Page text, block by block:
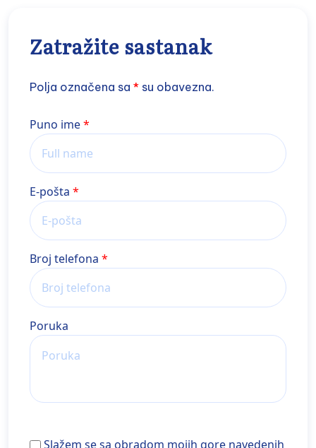
Zatražite sastanak
Polja označena sa * su obavezna.
Name
Puno ime
E-pošta
Broj telefona
Poruka
Slažem se sa obradom mojih gore navedenih ličnih
Slažem se sa obradom mojih gore navedenih